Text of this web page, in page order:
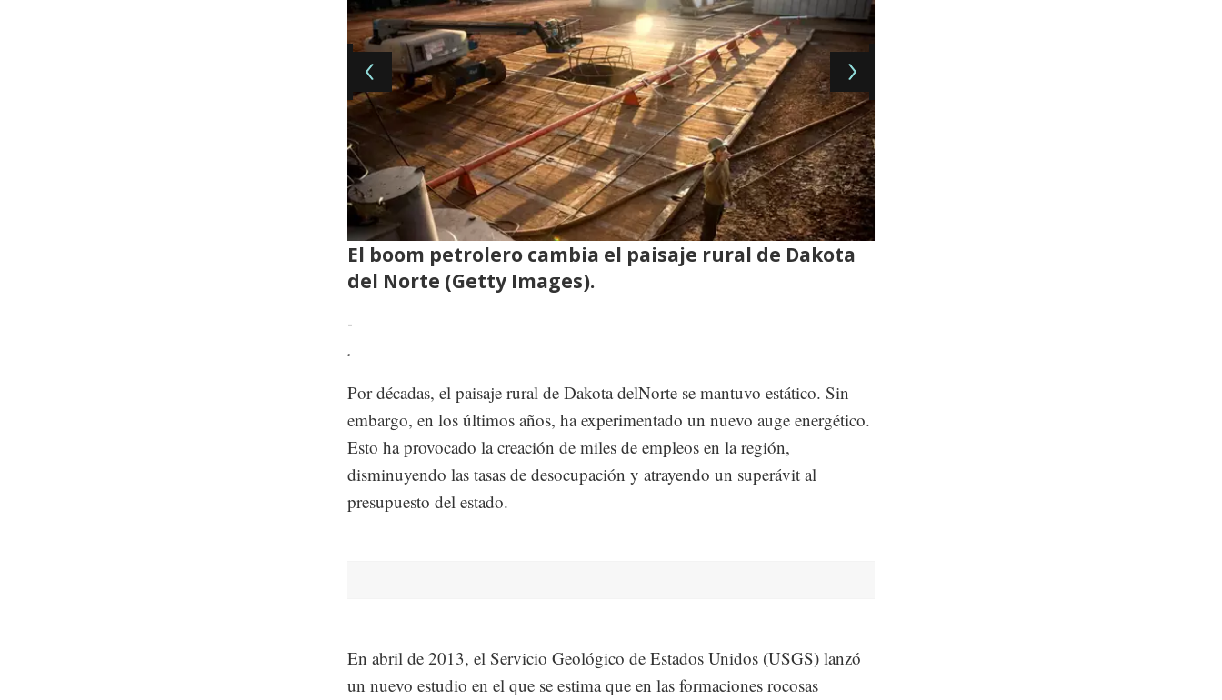
El boom petrolero cambia el paisaje rural de Dakota
del Norte (Getty Images).
-
.
Por décadas, el paisaje rural de Dakota delNorte se mantuvo estático. Sin
embargo, en los últimos años, ha experimentado un nuevo auge energético.
Esto ha provocado la creación de miles de empleos en la región,
disminuyendo las tasas de desocupación y atrayendo un superávit al
presupuesto del estado.
En abril de 2013, el Servicio Geológico de Estados Unidos (USGS) lanzó
un nuevo estudio en el que se estima que en las formaciones rocosas